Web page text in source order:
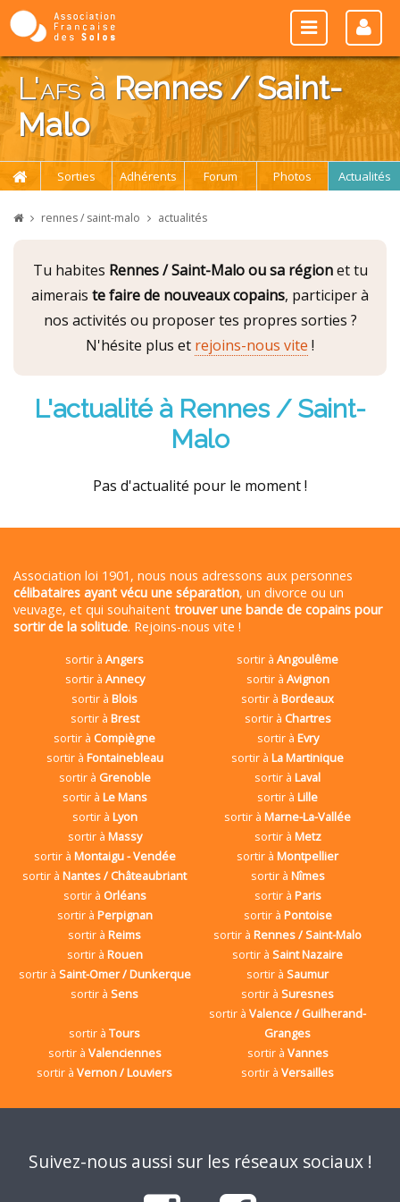
L'afsà Rennes / Saint-
Malo
Sorties Adhérents Forum Photos Actualités
rennes / saint-malo actualités
Tu habites Rennes / Saint-Malo ou sa régionet tu
aimerais te faire de nouveaux copains, participer à
nos activités ou proposer tes propres sorties ?
N'hésite plus et rejoins-nous vite !
L'actualité à Rennes / Saint-
Malo
Pas d'actualité pour le moment !
Association loi 1901, nous nous adressons aux personnes
célibataires ayant vécu une séparation, un divorce ou un
veuvage, et qui souhaitent trouver une bande de copains pour
sortir de la solitude. Rejoins-nous vite !
sortir àAngers sortir àAngoulême
sortir à Annecy sortir à Avignon
sortir àBlois sortir àBordeaux
sortir à Brest sortir à Chartres
sortir à Compiègne sortir à Evry
sortir à Fontainebleau sortir àLa Martinique
sortir à Grenoble sortir àLaval
sortir à Le Mans sortir àLille
sortir à Lyon sortir àMarne-La-Vallée
sortir à Massy sortir à Metz
sortir à Montaigu - Vendée sortir àMontpellier
sortir àNantes / Châteaubriant sortir à Nîmes
sortir à Orléans sortir à Paris
sortir à Perpignan sortir à Pontoise
sortir àReims sortir àRennes / Saint-Malo
sortir à Rouen sortir àSaint Nazaire
sortir à Saint-Omer / Dunkerque sortir àSaumur
sortir àSens sortir àSuresnes
sortir àTours
sortir àValence / Guilherand-
Granges
sortir à Valenciennes sortir à Vannes
sortir àVernon / Louviers sortir àVersailles
Suivez-nous aussi sur les réseaux sociaux !